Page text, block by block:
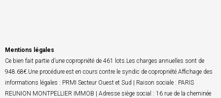
Mentions légales
Ce bien fait partie d’une copropriété de 461 lots.Les charges annuelles sont de
948.68€.Une procédure est en cours contre le syndic de copropriété.Affichage des
informations légales : PRMI Secteur Ouest et Sud | Raison sociale : PARIS
REUNION MONTPELLIER IMMOB | Adresse siège social : 16 rue de la cheminée